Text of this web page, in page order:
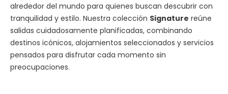
alrededor del mundo para quienes buscan descubrir con
tranquilidad y estilo. Nuestra colección Signature reúne
salidas cuidadosamente planificadas, combinando
destinos icónicos, alojamientos seleccionados y servicios
pensados para disfrutar cada momento sin
preocupaciones.